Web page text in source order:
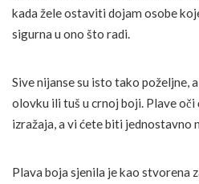
kada žele ostaviti dojam osobe
sigurna u ono što radi.
Sive nijanse su isto tako poželjne,
olovku ili tuš u crnoj boji. Plave oči
izražaja, a vi ćete biti jednostavno
Plava boja sjenila je kao stvorena